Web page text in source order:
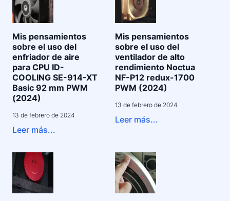
Mis pensamientos
sobre el uso del
enfriador de aire
para CPU ID-
COOLING SE-914-XT
Basic 92 mm PWM
(2024)
13 de febrero de 2024
Leer más...
Mis pensamientos
sobre el uso del
ventilador de alto
rendimiento Noctua
NF-P12 redux-1700
PWM (2024)
13 de febrero de 2024
Leer más...